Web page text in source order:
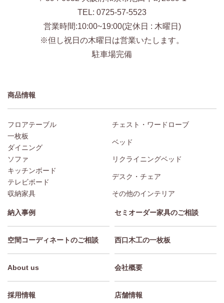
TEL: 0725-57-5523
営業時間:10:00~19:00(定休日 : 木曜日)
※但し祝日の木曜日は営業いたします。
駐車場完備
商品情報
フロアテーブル
一枚板
ダイニング
ソファ
キッチンボード
テレビボード
収納家具
チェスト・ワードローブ
ベッド
リクライニングベッド
デスク・チェア
その他のインテリア
納入事例 セミオーダー家具のご相談
空間コーディネートのご相談 西口木工の一枚板
About us 会社概要
採用情報 店舗情報